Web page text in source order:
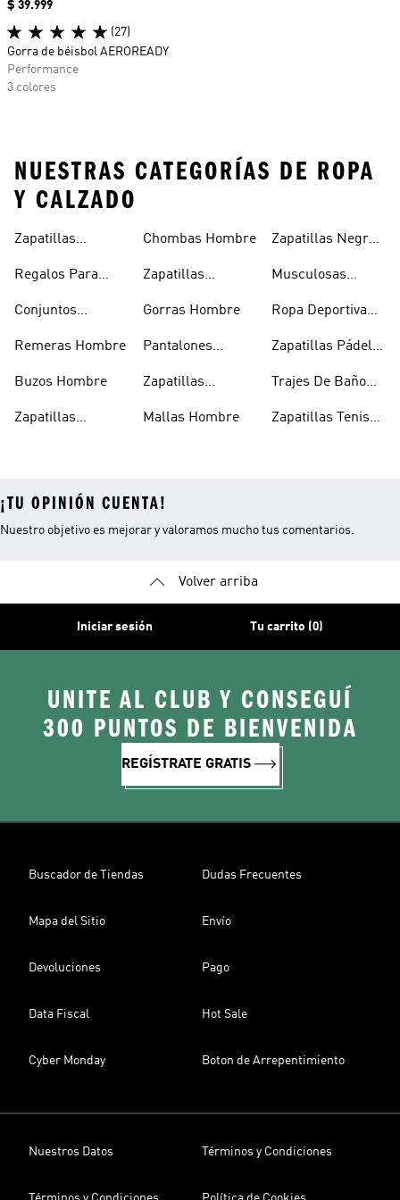
Precio
$ 39.999
(27)
Gorra de béisbol AEROREADY
Performance
3 colores
NUESTRAS CATEGORÍAS DE ROPA
Y CALZADO
Zapatillas
Regalos Para
Conjuntos
Hombre
Remeras Hombre
Buzos Hombre
Zapatillas
Hombre
Chombas Hombre
Zapatillas
Gorras Hombre
Pantalones
Hombre
Zapatillas
Mallas Hombre
Zapatillas Negras
Musculosas
Ropa Deportiva
Zapatillas Pádel
Trajes De Baño
Zapatillas Tenis
¡TU OPINIÓN CUENTA!
Nuestro objetivo es mejorar y valoramos mucho tus comentarios.
Volver arriba
Iniciar sesión Tu carrito (0)
UNITE AL CLUB Y CONSEGUÍ
300 PUNTOS DE BIENVENIDA
REGÍSTRATE GRATIS
Buscador de Tiendas Dudas Frecuentes
Mapa del Sitio Envío
Devoluciones Pago
Data Fiscal Hot Sale
Cyber Monday Boton de Arrepentimiento
Nuestros Datos Términos y Condiciones